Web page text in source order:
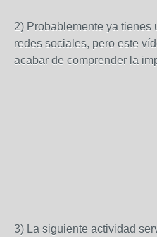
2) Probablemente ya tienes
redes sociales, pero este
acabar de comprender la
3) La siguiente actividad